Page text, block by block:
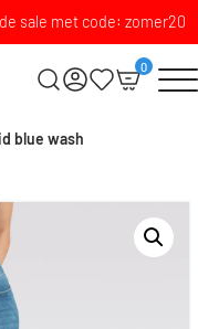
sale met code: zomer20
0
blue wash